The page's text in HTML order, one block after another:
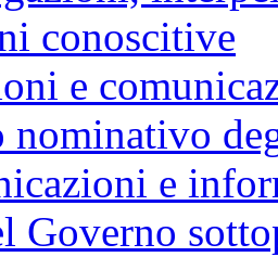
conoscitive
e
nominativo
e
Governo